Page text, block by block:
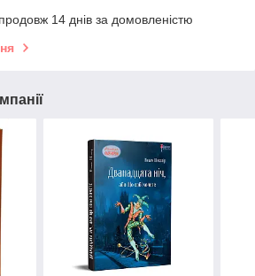
14 днів за домовленістю